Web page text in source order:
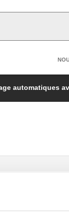
automatiques